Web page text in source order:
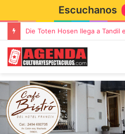
Escuchanos